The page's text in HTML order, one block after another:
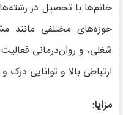
خانم‌ها با تحصیل در
حوزه‌های مختلفی مانند
شغلی، و روان‌درمانی
ارتباطی بالا و توانایی
مزایا: